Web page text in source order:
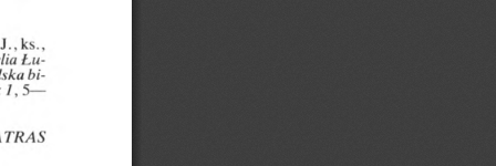
J., ks.,
Łu
bi
1, 5—